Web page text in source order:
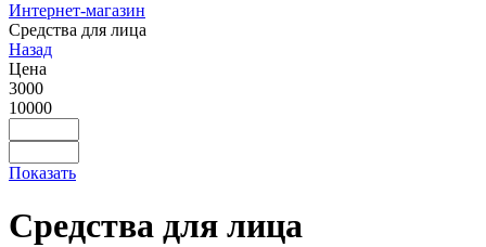
Интернет-магазин
Средства для лица
Назад
Цена
3000
10000
Показать
Средства для лица